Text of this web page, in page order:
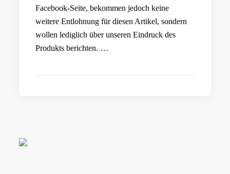
Facebook-Seite, bekommen jedoch keine
weitere Entlohnung für diesen Artikel, sondern
wollen lediglich über unseren Eindruck des
Produkts berichten. …